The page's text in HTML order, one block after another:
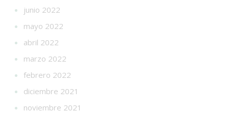
junio 2022
mayo 2022
abril 2022
marzo 2022
febrero 2022
diciembre 2021
noviembre 2021